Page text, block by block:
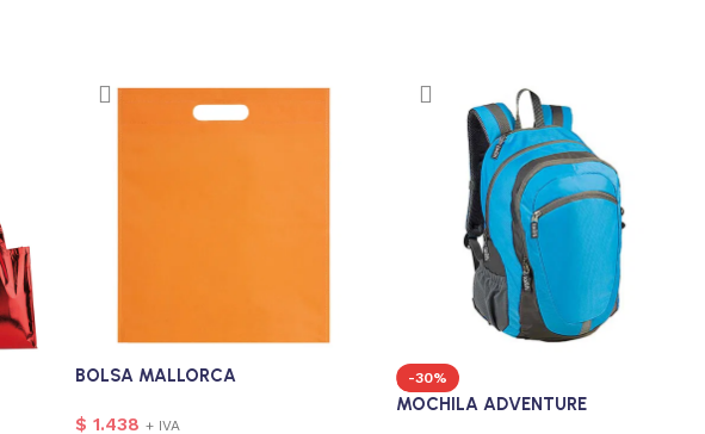
BOLSA MALLORCA
$ 1.438 + IVA
-30%
MOCHILA ADVENTURE